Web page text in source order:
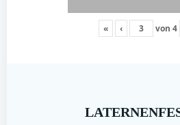
« ‹ von 4